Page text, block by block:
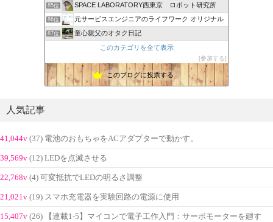
85位 SPACE LABORATORY西東京 ロボット研究所
86位 元サービスエンジニアのライフワーク オリジナル
87位 童心親父のオタク日記
このカテゴリを全て表示
参加する
このブログに投票する
人気記事
41,044v (37) 電池のおもちゃをACアダプターで動かす。
39,569v (12) LEDを点滅させる
22,768v (4) 可変抵抗でLEDの明るさ調整
21,021v (19) スマホ充電器を実験回路の電源に使用
15,407v (26) 【連載1-5】マイコンで電子工作入門：サーボモーターを廻す